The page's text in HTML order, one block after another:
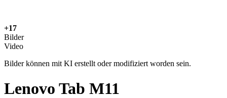
+17
Bilder
Video
Bilder können mit KI erstellt oder modifiziert worden sein.
Lenovo Tab M11